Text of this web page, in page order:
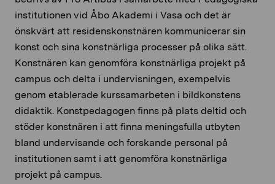
institutionen vid Åbo Akademi i Vasa och det är
önskvärt att residenskonstnären kommunicerar sin
konst och sina konstnärliga processer på olika sätt.
Konstnären kan genomföra konstnärliga projekt på
campus och delta i undervisningen, exempelvis
genom etablerade kurssamarbeten i bildkonstens
didaktik. Konstpedagogen finns på plats deltid och
stöder konstnären i att finna meningsfulla utbyten
bland undervisande och forskande personal på
institutionen samt i att genomföra konstnärliga
projekt på campus.